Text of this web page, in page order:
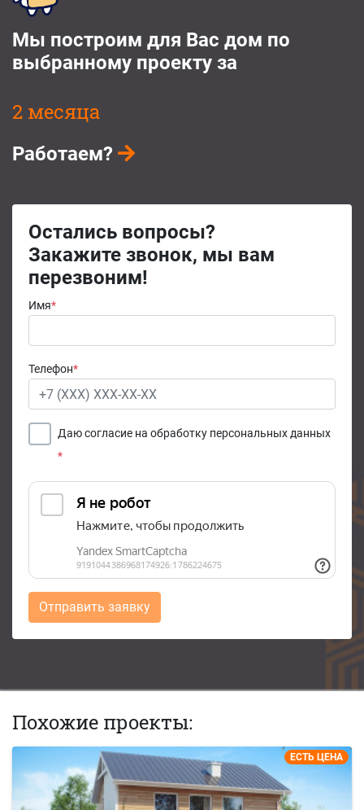
Мы построим для Вас дом по
выбранному проекту за
2 месяца
Работаем?
Остались вопросы?
Закажите звонок, мы вам
перезвоним!
Имя*
Телефон*
Даю согласие на обработку персональных данных
*
Отправить заявку
Похожие проекты:
ЕСТЬ ЦЕНА